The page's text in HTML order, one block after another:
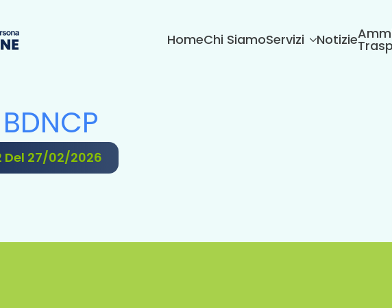
HomeChi SiamoServizi Notizie
Del 27/02/2026